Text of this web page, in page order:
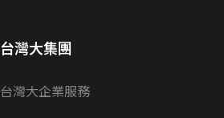
台灣大集團
台灣大企業服務